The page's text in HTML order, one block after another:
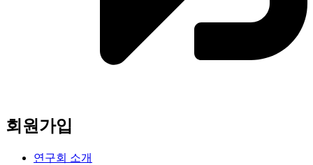
회원가입
연구회 소개